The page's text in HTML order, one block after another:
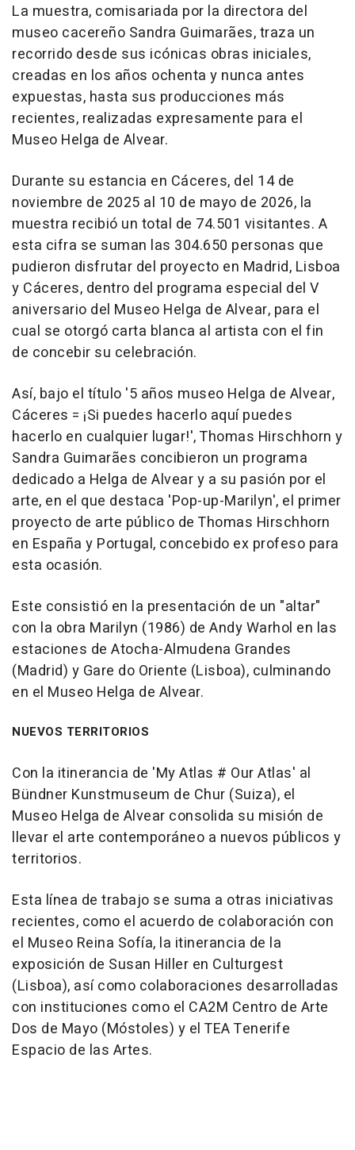
La muestra, comisariada por la directora del
museo cacereño Sandra Guimarães, traza un
recorrido desde sus icónicas obras iniciales,
creadas en los años ochenta y nunca antes
expuestas, hasta sus producciones más
recientes, realizadas expresamente para el
Museo Helga de Alvear.
Durante su estancia en Cáceres, del 14 de
noviembre de 2025 al 10 de mayo de 2026, la
muestra recibió un total de 74.501 visitantes. A
esta cifra se suman las 304.650 personas que
pudieron disfrutar del proyecto en Madrid, Lisboa
y Cáceres, dentro del programa especial del V
aniversario del Museo Helga de Alvear, para el
cual se otorgó carta blanca al artista con el fin
de concebir su celebración.
Así, bajo el título '5 años museo Helga de Alvear,
Cáceres = ¡Si puedes hacerlo aquí puedes
hacerlo en cualquier lugar!', Thomas Hirschhorn y
Sandra Guimarães concibieron un programa
dedicado a Helga de Alvear y a su pasión por el
arte, en el que destaca 'Pop-up-Marilyn', el primer
proyecto de arte público de Thomas Hirschhorn
en España y Portugal, concebido ex profeso para
esta ocasión.
Este consistió en la presentación de un "altar"
con la obra Marilyn (1986) de Andy Warhol en las
estaciones de Atocha-Almudena Grandes
(Madrid) y Gare do Oriente (Lisboa), culminando
en el Museo Helga de Alvear.
NUEVOS TERRITORIOS
Con la itinerancia de 'My Atlas # Our Atlas' al
Bündner Kunstmuseum de Chur (Suiza), el
Museo Helga de Alvear consolida su misión de
llevar el arte contemporáneo a nuevos públicos y
territorios.
Esta línea de trabajo se suma a otras iniciativas
recientes, como el acuerdo de colaboración con
el Museo Reina Sofía, la itinerancia de la
exposición de Susan Hiller en Culturgest
(Lisboa), así como colaboraciones desarrolladas
con instituciones como el CA2M Centro de Arte
Dos de Mayo (Móstoles) y el TEA Tenerife
Espacio de las Artes.